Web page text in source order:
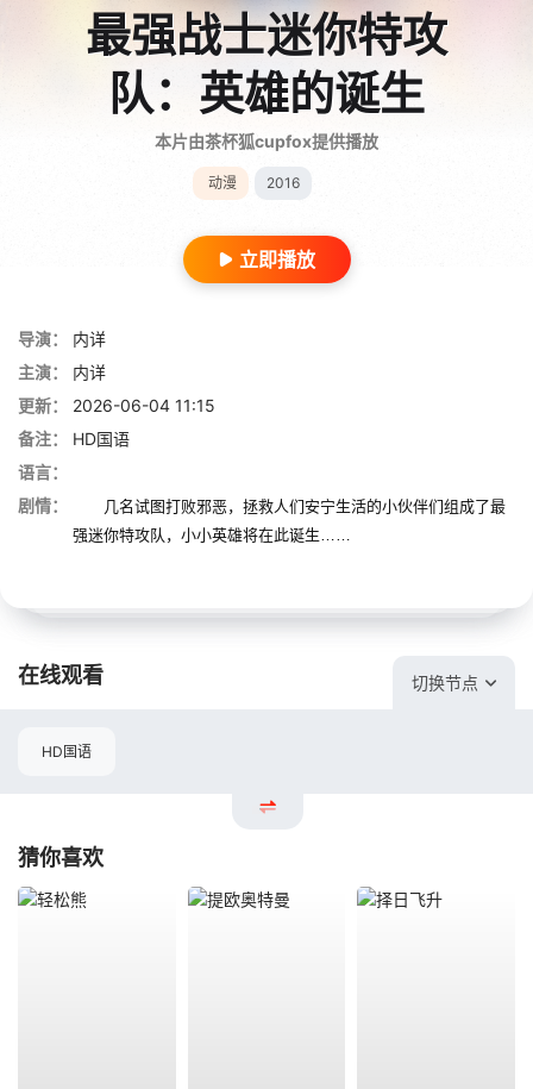
最强战士迷你特攻
队：英雄的诞生
本片由茶杯狐cupfox提供播放
动漫 2016
立即播放
导演：
内详
主演：
内详
更新：
2026-06-04 11:15
备注：
HD国语
语言：
剧情：
几名试图打败邪恶，拯救人们安宁生活的小伙伴们组成了最
强迷你特攻队，小小英雄将在此诞生……
在线观看 切换节点
HD国语
猜你喜欢